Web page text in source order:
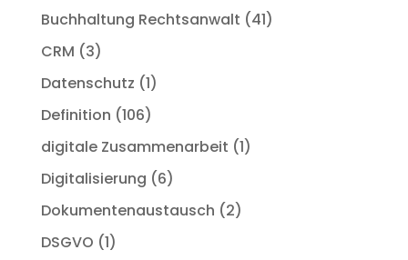
Buchhaltung Rechtsanwalt (41)
CRM (3)
Datenschutz (1)
Definition (106)
digitale Zusammenarbeit (1)
Digitalisierung (6)
Dokumentenaustausch (2)
DSGVO (1)